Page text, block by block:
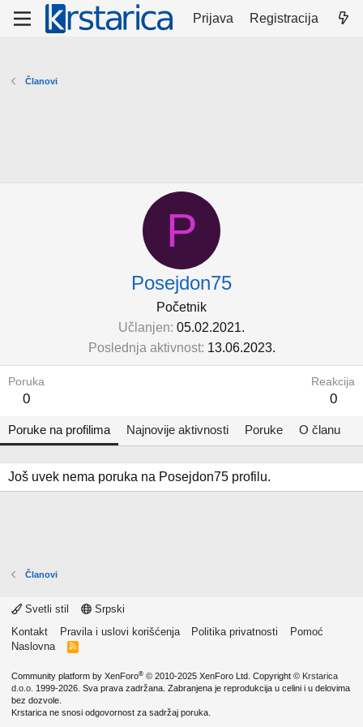
Prijava Registracija
Članovi
P
Posejdon75
Početnik
Učlanjen 05.02.2021.
Poslednja aktivnost 13.06.2023.
Poruka
0
Reakcija
0
Poruke na profilima Najnovije aktivnosti Poruke O članu
Još uvek nema poruka na Posejdon75 profilu.
Članovi
Svetli stil
Srpski
Kontakt
Pravila i uslovi korišćenja Politika privatnosti
Pomoć
Naslovna
R
Community platform by XenForo® © 2010-2025 XenForo Ltd. Copyright © Krstarica
d.o.o. 1999-2026. Sva prava zadržana. Zabranjena je reprodukcija u celini i u delovima
bez dozvole.
Krstarica ne snosi odgovornost za sadržaj poruka.